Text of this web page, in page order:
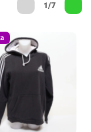
1/7